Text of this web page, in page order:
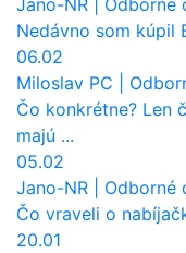
Jano-NR
Odborné dni
Nedávno som kúpil
06.02
Miloslav PC
Odborné
Čo konkrétne? Len
majú ...
05.02
Jano-NR
Odborné dni
Čo vraveli o
20.01